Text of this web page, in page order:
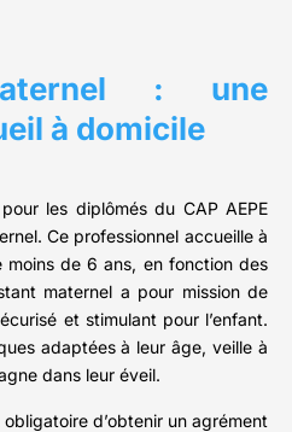
: une
à domicile
les diplômés du CAP AEPE
Ce professionnel accueille à
moins de 6 ans, en fonction des
maternel a pour mission de
et stimulant pour l’enfant.
adaptées à leur âge, veille à
dans leur éveil.
d’obtenir un agrément